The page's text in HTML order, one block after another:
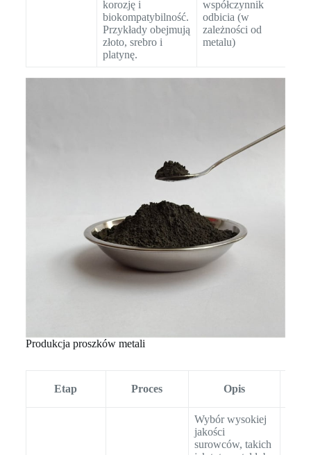
korozję i
biokompatybilność.
Przykłady obejmują
złoto, srebro i
platynę.
współczynnik
odbicia (w
zależności od
metalu)
Produkcja proszków metali
Etap Proces Opis
Wybór wysokiej
jakości
surowców, takich